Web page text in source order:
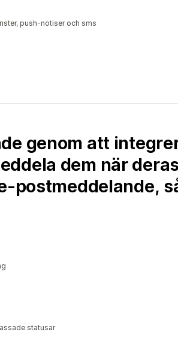
push-notiser och sms
genom att
dem när
postmeddelande,
statusar